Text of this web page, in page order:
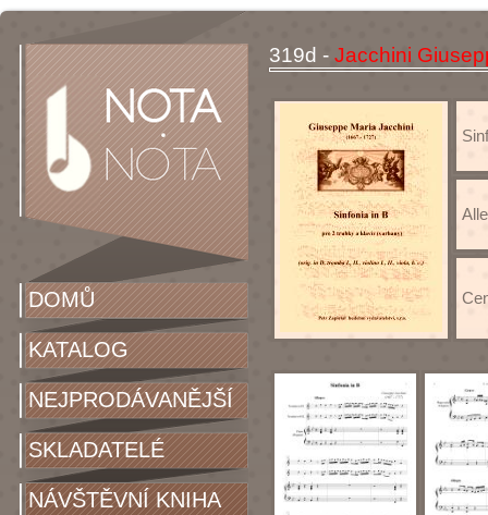
DOMŮ
KATALOG
NEJPRODÁVANĚJŠÍ
SKLADATELÉ
NÁVŠTĚVNÍ KNIHA
319d - Jacchini